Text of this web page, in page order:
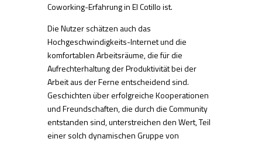
Coworking-Erfahrung in El Cotillo ist.
Die Nutzer schätzen auch das
Hochgeschwindigkeits-Internet und die
komfortablen Arbeitsräume, die für die
Aufrechterhaltung der Produktivität bei der
Arbeit aus der Ferne entscheidend sind.
Geschichten über erfolgreiche Kooperationen
und Freundschaften, die durch die Community
entstanden sind, unterstreichen den Wert, Teil
einer solch dynamischen Gruppe von